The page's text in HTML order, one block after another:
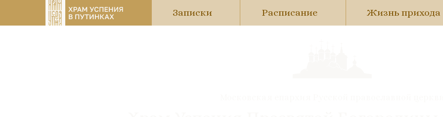
Жизнь прихода
Расписание
Записки